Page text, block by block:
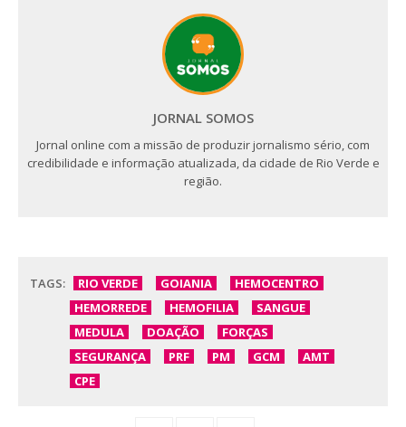
JORNAL SOMOS
Jornal online com a missão de produzir jornalismo sério, com
credibilidade e informação atualizada, da cidade de Rio Verde e
região.
TAGS: RIO VERDE GOIANIA
HEMOCENTRO
HEMORREDE
HEMOFILIA
SANGUE
MEDULA
DOAÇÃO
FORÇAS
SEGURANÇA
PRF PM GCM
AMT
CPE